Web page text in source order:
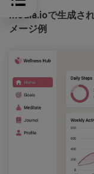
media.ioで生成さ
メージ例